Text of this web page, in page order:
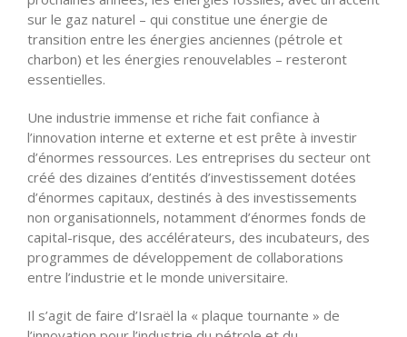
sur le gaz naturel – qui constitue une énergie de
transition entre les énergies anciennes (pétrole et
charbon) et les énergies renouvelables – resteront
essentielles.
Une industrie immense et riche fait confiance à
l’innovation interne et externe et est prête à investir
d’énormes ressources. Les entreprises du secteur ont
créé des dizaines d’entités d’investissement dotées
d’énormes capitaux, destinés à des investissements
non organisationnels, notamment d’énormes fonds de
capital-risque, des accélérateurs, des incubateurs, des
programmes de développement de collaborations
entre l’industrie et le monde universitaire.
Il s’agit de faire d’Israël la « plaque tournante » de